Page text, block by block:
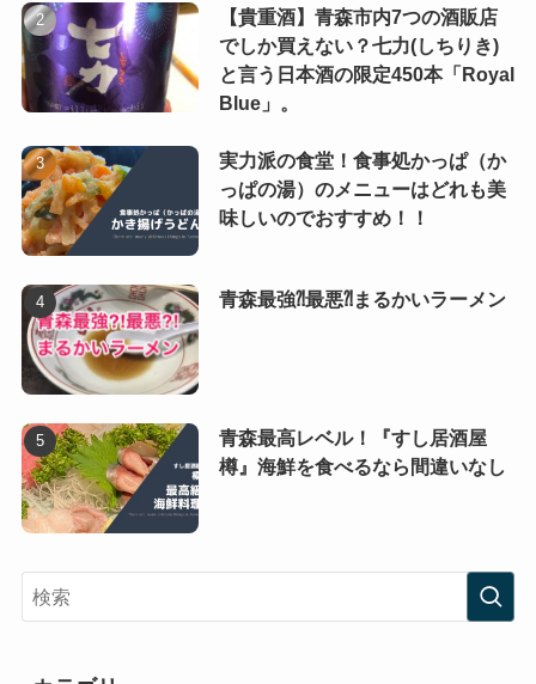
【貴重酒】青森市内7つの酒販店
でしか買えない？七力(しちりき)
と言う日本酒の限定450本「Royal
Blue」。
実力派の食堂！食事処かっぱ（か
っぱの湯）のメニューはどれも美
味しいのでおすすめ！！
青森最強⁈最悪⁈まるかいラーメン
青森最高レベル！『すし居酒屋
樽』海鮮を食べるなら間違いなし